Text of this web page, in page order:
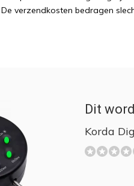
verzendkosten bedragen
Dit
Korda